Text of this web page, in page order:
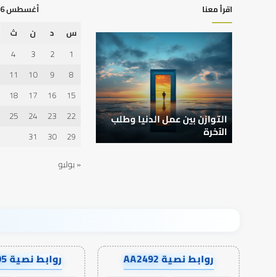
اقرأ معنا
التوازن
عمل
الدنيا
وطلب
الآخرة
التوازن بين عمل الدنيا وطلب
الآخرة
أغسطس 2026
س
د ن ث
1
2
3
4
8
9
10
11
15
16
17
18
22
23
24
25
29
30
31
« يوليو
روابط نصية AA2492 روابط نصية AA49895